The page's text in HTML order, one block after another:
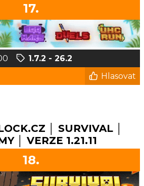
17.
1.7.2 - 26.2
Hlasovat
│ SURVIVAL │
│ VERZE 1.21.11
18.